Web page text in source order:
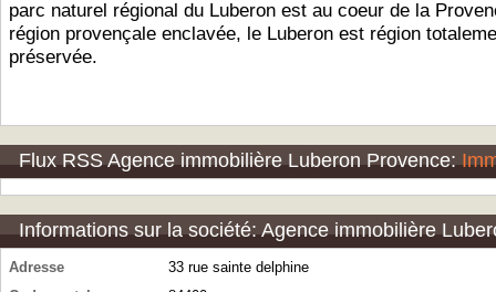
parc naturel régional du Luberon est au coeur de la
région provençale enclavée, le Luberon est région
préservée.
Flux RSS Agence immobilière Luberon Provence:
Informations sur la société: Agence immobilière
Adresse
33 rue sainte delphine